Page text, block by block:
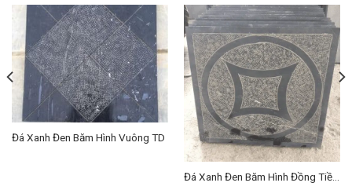
Đá Xanh Đen Băm Hình Vuông TD
Đá Xanh Đen Băm Hình Đồng Tiền